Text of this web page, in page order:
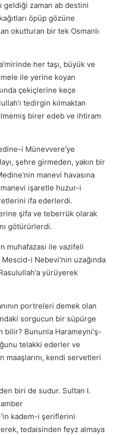
geldiği zaman ab destini
öpüp gözüne
okutturan bir tek Osmanlı
her taşı, büyük ve
ile yerine koyan
çekiçlerine keçe
tedirgin kılmaktan
birer edeb ve ihtiram
i Münevvere'ye
şehre girmeden, yakın bir
manevi havasına
işaretle huzur-i
ifa ederlerdi.
şifa ve teberrük olarak
götürürlerdi.
muhafazası ile vazifeli
Mescid-i Nebevi'nin uzağında
yürüyerek
portreleri demek olan
sorgucun bir süpürge
bilir? Bununla Harameyni'ş-
telakki ederler ve
kendi servetleri
biri de sudur. Sultan I.
kadem-i şeriflerini
tedaisinden feyz almaya